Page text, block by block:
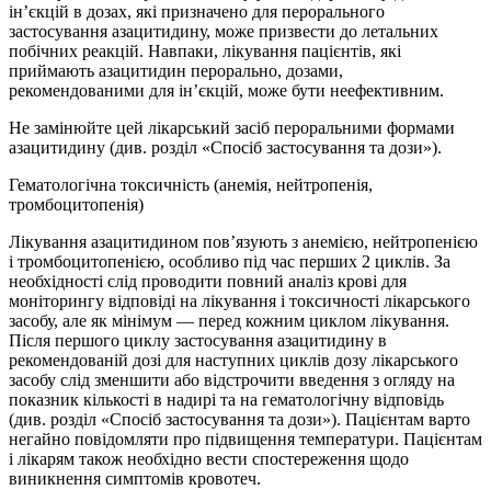
ін’єкцій в дозах, які призначено для перорального
застосування азацитидину, може призвести до летальних
побічних реакцій. Навпаки, лікування пацієнтів, які
приймають азацитидин перорально, дозами,
рекомендованими для ін’єкцій, може бути неефективним.
Не замінюйте цей лікарський засіб пероральними формами
азацитидину (див. розділ «Спосіб застосування та дози»).
Гематологічна токсичність (анемія, нейтропенія,
тромбоцитопенія)
Лікування азацитидином пов’язують з анемією, нейтропенією
і тромбоцитопенією, особливо під час перших 2 циклів. За
необхідності слід проводити повний аналіз крові для
моніторингу відповіді на лікування і токсичності лікарського
засобу, але як мінімум — перед кожним циклом лікування.
Після першого циклу застосування азацитидину в
рекомендованій дозі для наступних циклів дозу лікарського
засобу слід зменшити або відстрочити введення з огляду на
показник кількості в надирі та на гематологічну відповідь
(див. розділ «Спосіб застосування та дози»). Пацієнтам варто
негайно повідомляти про підвищення температури. Пацієнтам
і лікарям також необхідно вести спостереження щодо
виникнення симптомів кровотеч.